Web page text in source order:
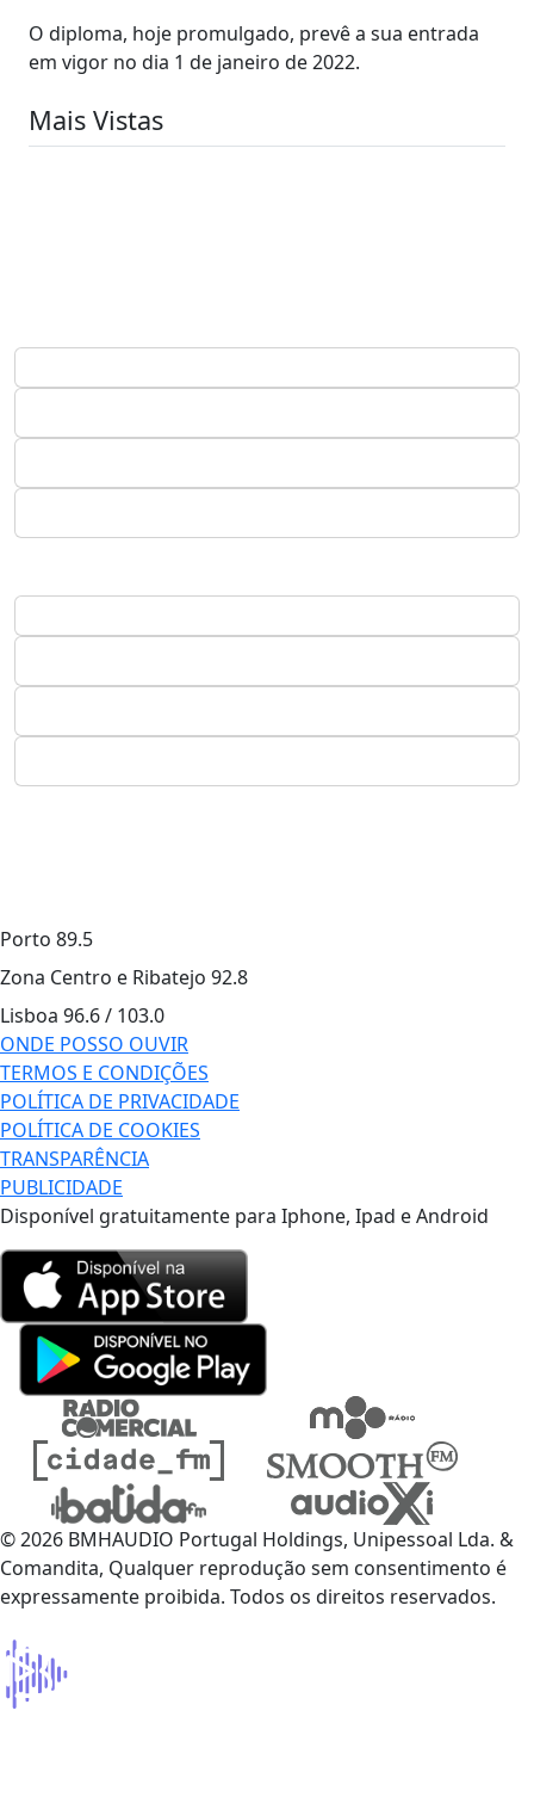
O diploma, hoje promulgado, prevê a sua entrada
em vigor no dia 1 de janeiro de 2022.
Mais Vistas
Porto 89.5
Zona Centro e Ribatejo 92.8
Lisboa 96.6 / 103.0
ONDE POSSO OUVIR
TERMOS E CONDIÇÕES
POLÍTICA DE PRIVACIDADE
POLÍTICA DE COOKIES
TRANSPARÊNCIA
PUBLICIDADE
Disponível gratuitamente para Iphone, Ipad e Android
© 2026 BMHAUDIO Portugal Holdings, Unipessoal Lda. &
Comandita, Qualquer reprodução sem consentimento é
expressamente proibida. Todos os direitos reservados.